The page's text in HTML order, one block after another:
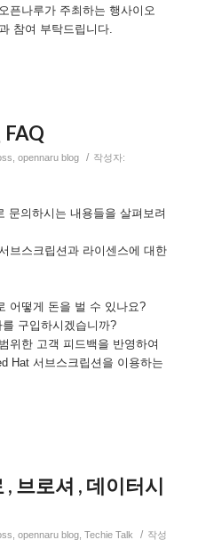
픈나루가 주최하는 행사이오
참여 부탁드립니다.
opennaru blog / 작성자:
문의하시는 내용들을 살펴보려
브스크립션과 라이센스에 대한
어떻게 돈을 벌 수 있나요?
구입하시겠습니까?
위한 고객 피드백을 반영하여
Hat 서브스크립션을 이용하는
브로셔 , 데이터시
opennaru blog, Techie Talk / 작성